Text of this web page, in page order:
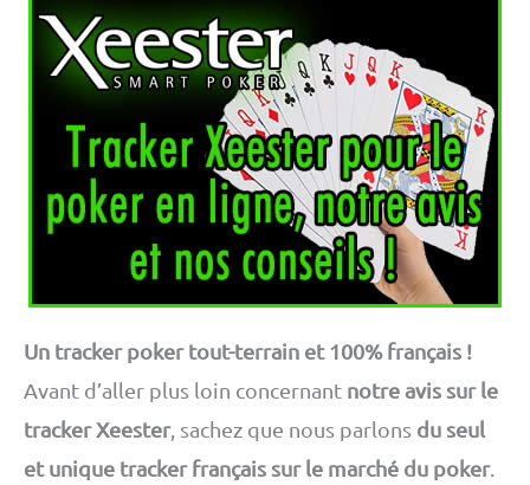
Un tracker poker tout-terrain et 100% français !
Avant d’aller plus loin concernant notre avis sur le
tracker Xeester, sachez que nous parlons du seul
et unique tracker français sur le marché du poker.